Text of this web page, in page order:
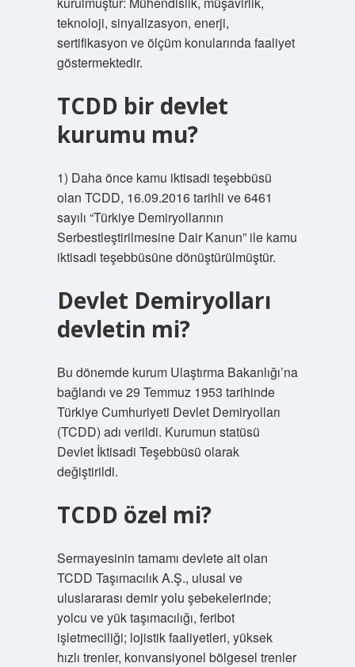
teknoloji, sinyalizasyon, enerji,
sertifikasyon ve ölçüm konularında faaliyet
göstermektedir.
TCDD bir devlet
kurumu mu?
1) Daha önce kamu iktisadi teşebbüsü
olan TCDD, 16.09.2016 tarihli ve 6461
sayılı “Türkiye Demiryollarının
Serbestleştirilmesine Dair Kanun” ile kamu
iktisadi teşebbüsüne dönüştürülmüştür.
Devlet Demiryolları
devletin mi?
Bu dönemde kurum Ulaştırma Bakanlığı’na
bağlandı ve 29 Temmuz 1953 tarihinde
Türkiye Cumhuriyeti Devlet Demiryolları
(TCDD) adı verildi. Kurumun statüsü
Devlet İktisadi Teşebbüsü olarak
değiştirildi.
TCDD özel mi?
Sermayesinin tamamı devlete ait olan
TCDD Taşımacılık A.Ş., ulusal ve
uluslararası demir yolu şebekelerinde;
yolcu ve yük taşımacılığı, feribot
işletmeciliği; lojistik faaliyetleri, yüksek
hızlı trenler, konvansiyonel bölgesel trenler